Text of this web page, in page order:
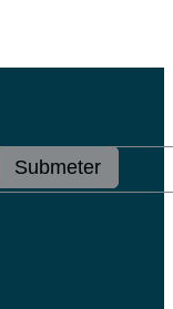
Submeter